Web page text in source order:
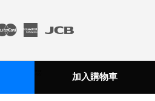
加入購物車
Master
American